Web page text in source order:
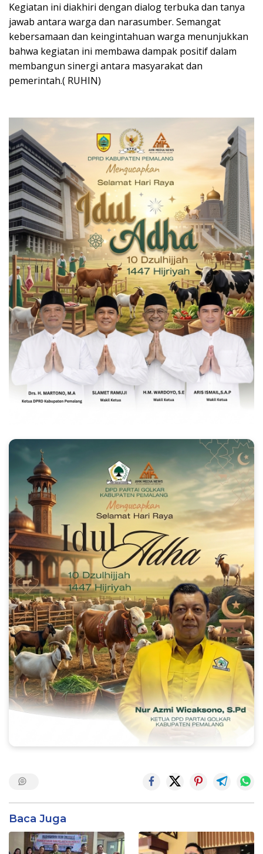
Kegiatan ini diakhiri dengan dialog terbuka dan tanya
jawab antara warga dan narasumber. Semangat
kebersamaan dan keingintahuan warga menunjukkan
bahwa kegiatan ini membawa dampak positif dalam
membangun sinergi antara masyarakat dan
pemerintah.( RUHIN)
Baca Juga